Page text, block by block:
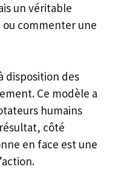
un véritable
commenter une
disposition des
Ce modèle a
humains
côté
en face est une